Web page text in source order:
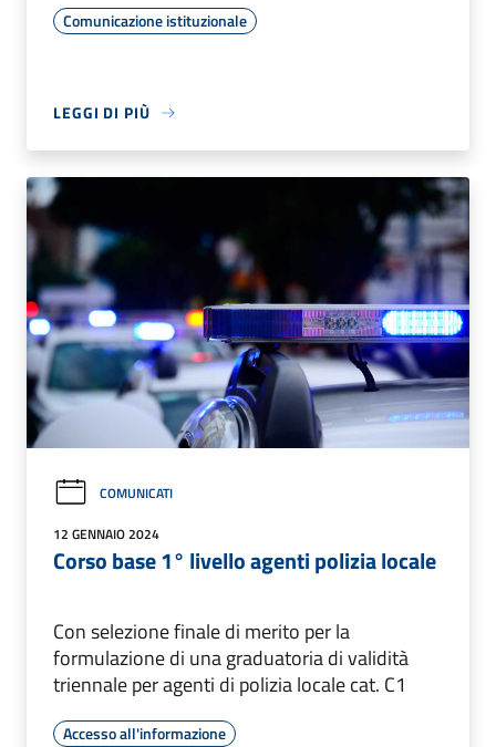
Comunicazione istituzionale
LEGGI DI PIÙ
COMUNICATI
12 GENNAIO 2024
Corso base 1° livello agenti polizia locale
Con selezione finale di merito per la
formulazione di una graduatoria di validità
triennale per agenti di polizia locale cat. C1
Accesso all'informazione